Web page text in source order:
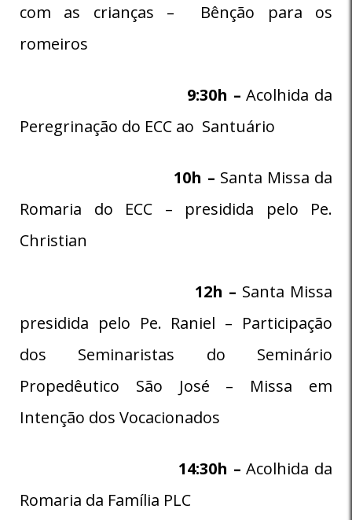
com as crianças – Bênção para os
romeiros
9:30h –Acolhida da
Peregrinação do ECC ao Santuário
10h – Santa Missa da
Romaria do ECC – presidida pelo Pe.
Christian
12h – Santa Missa
presidida pelo Pe. Raniel – Participação
dos Seminaristas do Seminário
Propedêutico São José – Missa em
Intenção dos Vocacionados
14:30h – Acolhida da
Romaria da Família PLC